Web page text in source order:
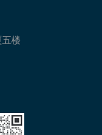
软件管理系统
楼